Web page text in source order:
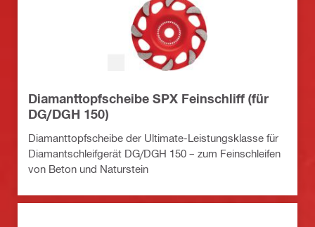
Diamanttopfscheibe SPX Feinschliff (für
DG/DGH 150)
Diamanttopfscheibe der Ultimate-Leistungsklasse für
Diamantschleifgerät DG/DGH 150 – zum Feinschleifen
von Beton und Naturstein